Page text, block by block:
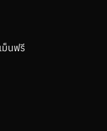
ม็นฟรี